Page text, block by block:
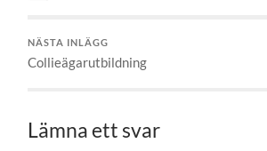
NÄSTA INLÄGG
Collieägarutbildning
Lämna ett svar